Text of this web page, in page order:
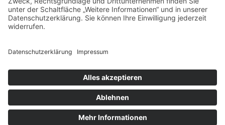
Alle Preise inkl. gesetzl. Mehrwertsteuer zzgl.Versandkosten
und ggf. Nachnahmegebühren, wenn nicht anders
angegeben.